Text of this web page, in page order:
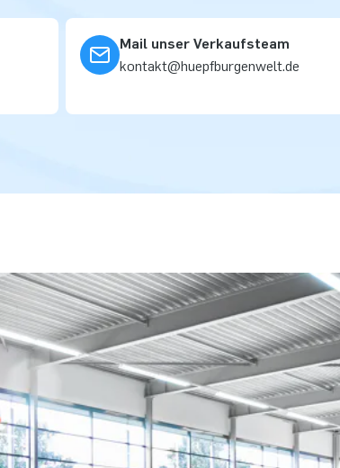
Mail unser Verkaufsteam
kontakt@huepfburgenwelt.de